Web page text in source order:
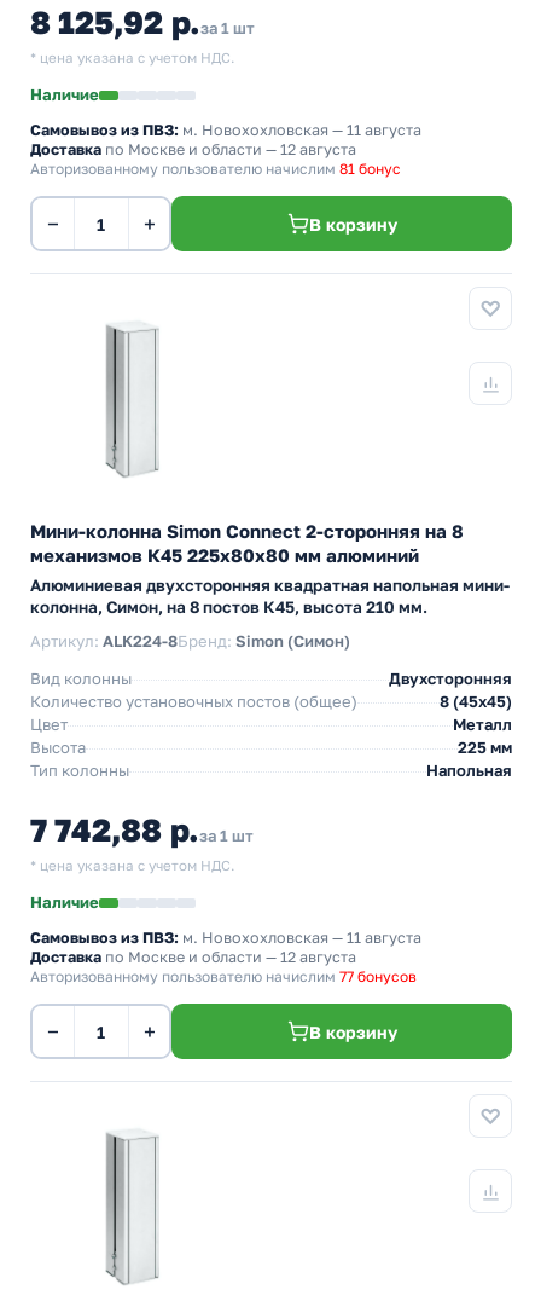
8 125,92 р.за 1 шт
* цена указана с учетом НДС.
Наличие
Самовывоз из ПВЗ: м. Новохохловская — 11 августа
Доставка по Москве и области — 12 августа
Авторизованному пользователю начислим 81 бонус
− + В корзину
Мини-колонна Simon Connect 2-сторонняя на 8
механизмов К45 225х80х80 мм алюминий
Алюминиевая двухсторонняя квадратная напольная мини-
колонна, Симон, на 8 постов К45, высота 210 мм.
Артикул: ALK224-8Бренд: Simon (Симон)
Вид колонны
Двухсторонняя
Количество установочных постов (общее)
8 (45х45)
Цвет
Металл
Высота
225 мм
Тип колонны
Напольная
7 742,88 р.за 1 шт
* цена указана с учетом НДС.
Наличие
Самовывоз из ПВЗ: м. Новохохловская — 11 августа
Доставка по Москве и области — 12 августа
Авторизованному пользователю начислим 77 бонусов
− + В корзину